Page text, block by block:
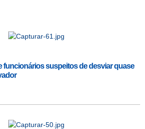
funcionários suspeitos de desviar quase